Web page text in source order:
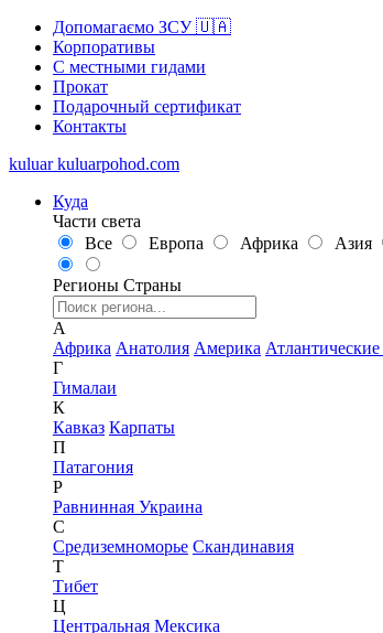
Допомагаємо ЗСУ 🇺🇦
Корпоративы
С местными гидами
Прокат
Подарочный сертификат
Контакты
kuluar kuluarpohod.com
Куда
Части света
Все
Европа Африка Азия
Регионы Страны
А
Африка Анатолия Америка Атлантические
Г
Гималаи
К
Кавказ Карпаты
П
Патагония
Р
Равнинная Украина
С
Средиземноморье Скандинавия
Т
Тибет
Ц
Центральная Мексика